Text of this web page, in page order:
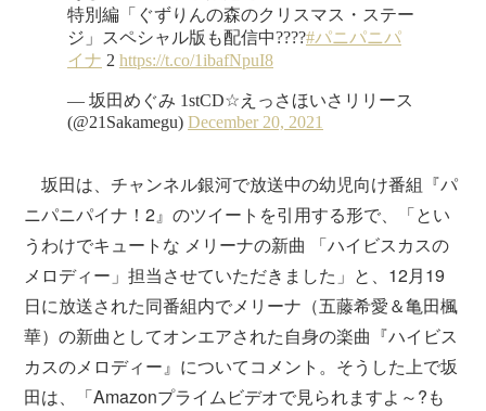
坂田は、チャンネル銀河で放送中の幼児向け番組『パ
ニパニパイナ！2』のツイートを引用する形で、「とい
うわけでキュートな メリーナの新曲 「ハイビスカスの
メロディー」担当させていただきました」と、12月19
日に放送された同番組内でメリーナ（五藤希愛＆亀田楓
華）の新曲としてオンエアされた自身の楽曲『ハイビス
カスのメロディー』についてコメント。そうした上で坂
田は、「Amazonプライムビデオで見られますよ～?も